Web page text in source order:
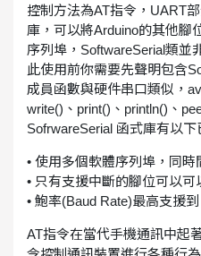
控制方法為AT指令，UART
庫，可以將Arduino的其他腳
序列埠，SoftwareSerial類並
此使用前你需要先聲明包含
成員函數與硬件串口類似，
write()、print()、println()、
SofrwareSerial 函式庫有以下
• 使用多個軟體序列埠，同
• 只有支援中斷的腳位可以
• 鮑率(Baud Rate)最高支援
AT指令在當代手機通訊中起